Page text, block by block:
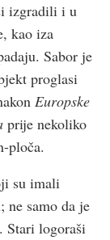
izgradili i u
kao iza
Sabor je
proglasi
Europske
prije nekoliko
ploča.
su imali
ne samo da je
Stari logoraši